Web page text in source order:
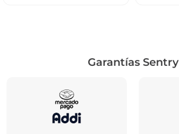
Garantías Sentry